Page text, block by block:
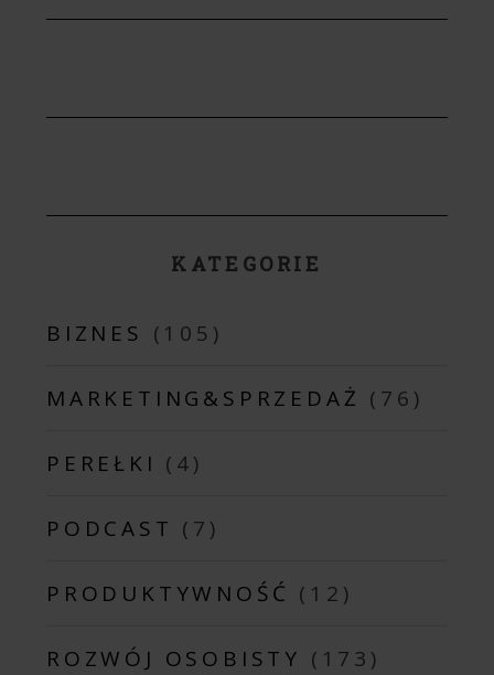
KATEGORIE
BIZNES (105)
MARKETING&SPRZEDAŻ (76)
PEREŁKI (4)
PODCAST (7)
PRODUKTYWNOŚĆ (12)
ROZWÓJ OSOBISTY (173)